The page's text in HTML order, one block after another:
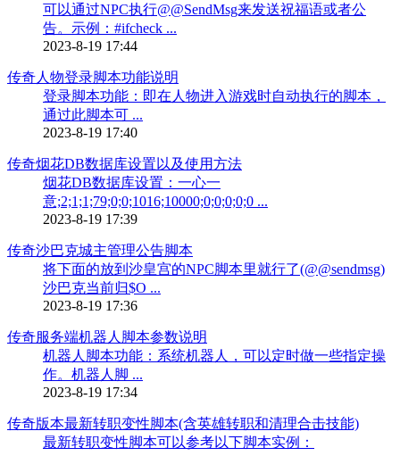
可以通过NPC执行@@SendMsg来发送祝福语或者公
告。示例：#ifcheck ...
2023-8-19 17:44
传奇人物登录脚本功能说明
登录脚本功能：即在人物进入游戏时自动执行的脚本，
通过此脚本可 ...
2023-8-19 17:40
传奇烟花DB数据库设置以及使用方法
烟花DB数据库设置：一心一
意;2;1;1;79;0;0;1016;10000;0;0;0;0;0 ...
2023-8-19 17:39
传奇沙巴克城主管理公告脚本
将下面的放到沙皇宫的NPC脚本里就行了(@@sendmsg)
沙巴克当前归$O ...
2023-8-19 17:36
传奇服务端机器人脚本参数说明
机器人脚本功能：系统机器人，可以定时做一些指定操
作。机器人脚 ...
2023-8-19 17:34
传奇版本最新转职变性脚本(含英雄转职和清理合击技能)
最新转职变性脚本可以参考以下脚本实例：